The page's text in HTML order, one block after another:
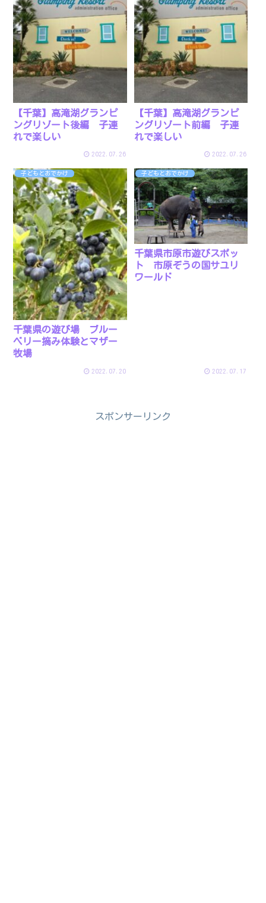
【千葉】高滝湖グランピ
ングリゾート後編 子連
れで楽しい
2022.07.26
【千葉】高滝湖グランピ
ングリゾート前編 子連
れで楽しい
2022.07.26
子どもとおでかけ
千葉県の遊び場 ブルー
ベリー摘み体験とマザー
牧場
2022.07.20
子どもとおでかけ
千葉県市原市遊びスポッ
ト 市原ぞうの国サユリ
ワールド
2022.07.17
スポンサーリンク